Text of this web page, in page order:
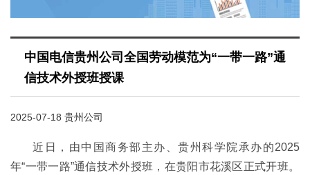
中国电信贵州公司全国劳动模范为“一带一路”通
信技术外授班授课
2025-07-18 贵州公司
近日，由中国商务部主办、贵州科学院承办的2025
年“一带一路”通信技术外授班，在贵阳市花溪区正式开班。